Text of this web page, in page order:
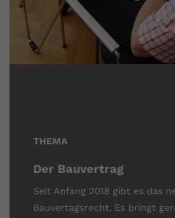
THEMA
Der Bauvertrag
Seit Anfang 2018 gibt es das
Bauvertagsrecht. Es bringt